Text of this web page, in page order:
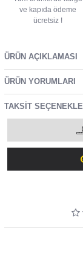
ve kapıda ödeme
ücretsiz !
ÜRÜN AÇIKLAMASI
ÜRÜN YORUMLARI
TAKSIT